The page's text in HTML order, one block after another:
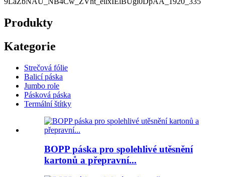
Produkty
Kategorie
Strečová fólie
Balicí páska
Jumbo role
Pásková páska
Termální štítky
BOPP páska pro spolehlivé utěsnění
kartonů a přepravní...